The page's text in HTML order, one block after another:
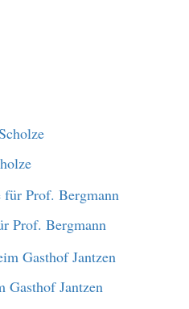
Prof. Bergmann
Gasthof Jantzen